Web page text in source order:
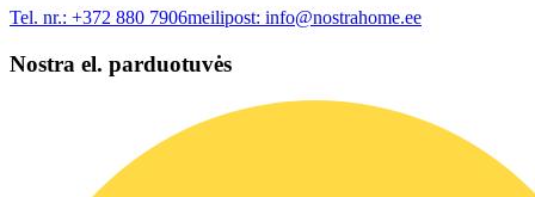
Tel. nr.: +372 880 7906meilipost: info@nostrahome.ee
Nostra el. parduotuvės